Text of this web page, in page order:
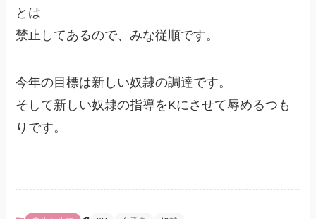
とは
禁止してあるので、みな従順です。
今年の目標は新しい奴隷の調達です。
そして新しい奴隷の指導をKにさせて辱めるつも
りです。